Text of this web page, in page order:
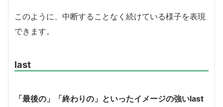
このように、中断することなく続けている様子を表現
できます。
last
「最後の」「終わりの」といったイメージの強いlast